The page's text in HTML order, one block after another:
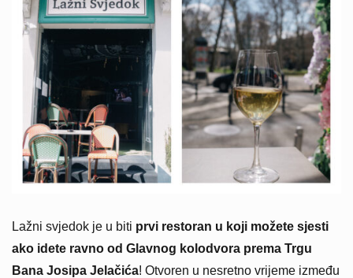
Lažni svjedok je u biti prvi restoran u koji možete sjesti
ako idete ravno od Glavnog kolodvora prema Trgu
Bana Josipa Jelačića! Otvoren u nesretno vrijeme između